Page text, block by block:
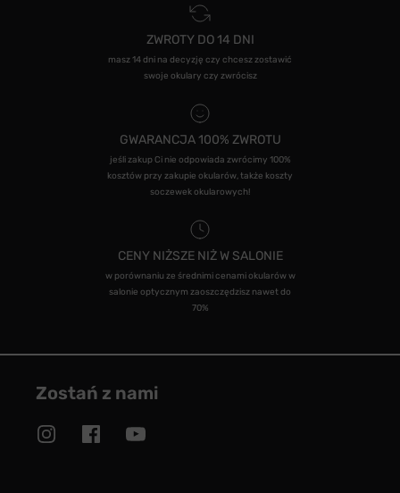
ZWROTY DO 14 DNI
masz 14 dni na decyzję czy chcesz zostawić
swoje okulary czy zwrócisz
GWARANCJA 100% ZWROTU
jeśli zakup Ci nie odpowiada zwrócimy 100%
kosztów przy zakupie okularów, także koszty
soczewek okularowych!
CENY NIŻSZE NIŻ W SALONIE
w porównaniu ze średnimi cenami okularów w
salonie optycznym zaoszczędzisz nawet do
70%
Zostań z nami